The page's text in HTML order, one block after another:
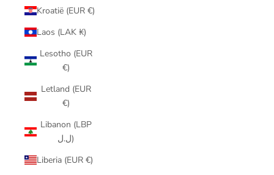
Kroatië (EUR €)
Laos (LAK ₭)
Lesotho (EUR
€)
Letland (EUR
€)
Libanon (LBP
ل.ل)
Liberia (EUR €)